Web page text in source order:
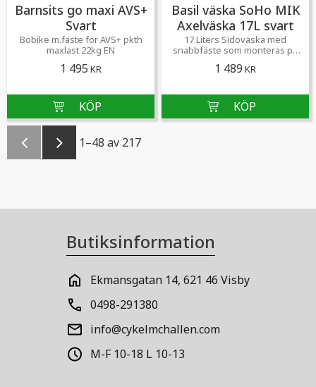
Barnsits go maxi AVS+
Svart
Bobike m.fäste för AVS+ pkth
maxlast 22kg EN
1 495 KR
Basil väska SoHo MIK
Axelväska 17L svart
17 Liters Sidoväska med
snabbfäste som monteras på
1 489 KR
1–48 av 217
Butiksinformation
Ekmansgatan 14, 621 46 Visby
0498-291380
info@cykelmchallen.com
M-F 10-18 L 10-13